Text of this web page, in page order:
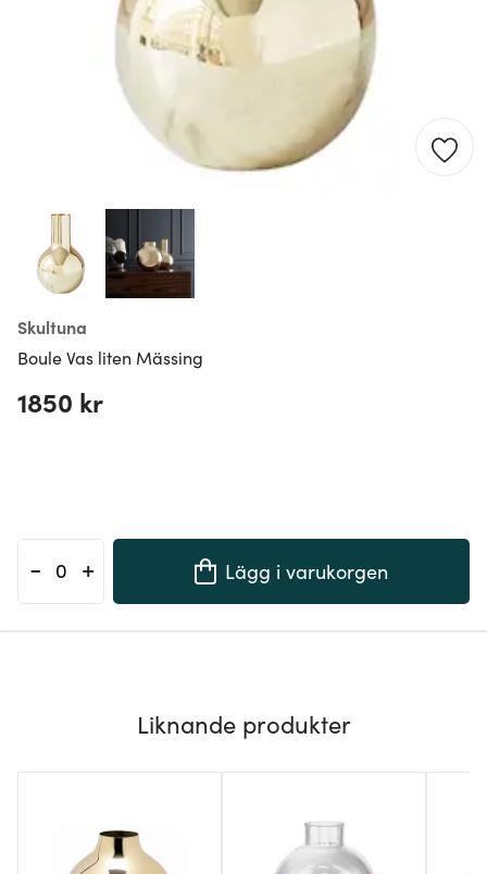
Skultuna
Boule Vas liten Mässing
1850 kr
- + Lägg i varukorgen
Liknande produkter